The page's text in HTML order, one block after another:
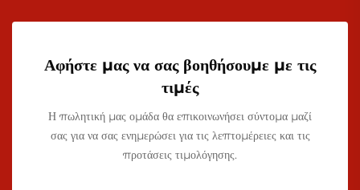
Αφήστε μας να σας βοηθήσουμε με τις
τιμές
Η πωλητική μας ομάδα θα επικοινωνήσει σύντομα μαζί
σας για να σας ενημερώσει για τις λεπτομέρειες και τις
προτάσεις τιμολόγησης.